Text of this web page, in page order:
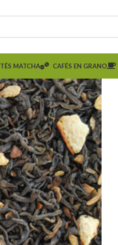
TÉS MATCHA CAFÉS EN GRANO